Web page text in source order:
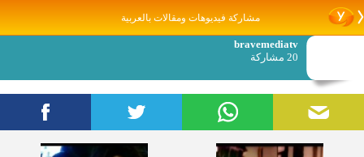
مشاركة فيديوهات ومقالات بالعربية
bravemediatv
20 مشاركة